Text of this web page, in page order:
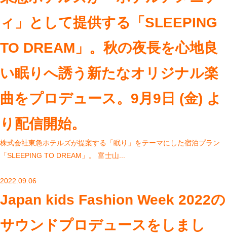
ィ」として提供する「SLEEPING
TO DREAM」。秋の夜長を心地良
い眠りへ誘う新たなオリジナル楽
曲をプロデュース。9月9日 (金) よ
り配信開始。
株式会社東急ホテルズが提案する「眠り」をテーマにした宿泊プラン
「SLEEPING TO DREAM」。 富士山...
2022.09.06
Japan kids Fashion Week 2022の
サウンドプロデュースをしまし